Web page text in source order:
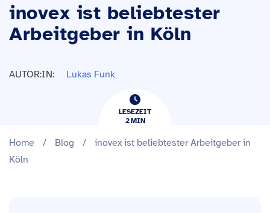
inovex ist beliebtester
Arbeitgeber in Köln
AUTOR:IN: Lukas Funk
LESEZEIT
2​​MIN
Home / Blog /
inovex ist beliebtester Arbeitgeber in
Köln